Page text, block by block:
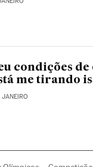
condições
me tirando
JANEIRO